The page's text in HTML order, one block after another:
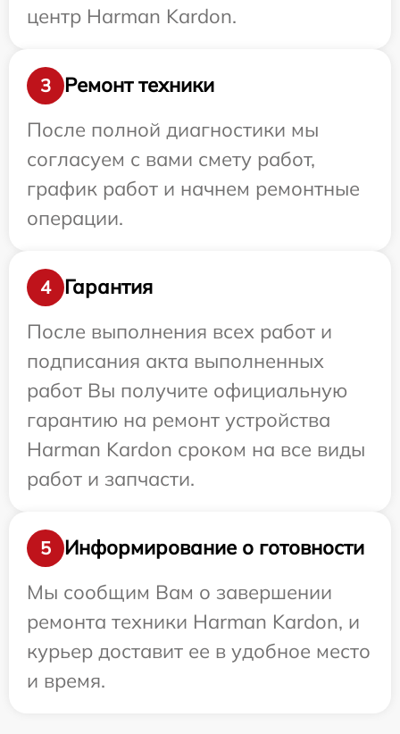
центр Harman Kardon.
3
Ремонт техники
После полной диагностики мы
согласуем с вами смету работ,
график работ и начнем ремонтные
операции.
4
Гарантия
После выполнения всех работ и
подписания акта выполненных
работ Вы получите официальную
гарантию на ремонт устройства
Harman Kardon сроком на все виды
работ и запчасти.
5
Информирование о готовности
Мы сообщим Вам о завершении
ремонта техники Harman Kardon, и
курьер доставит ее в удобное место
и время.